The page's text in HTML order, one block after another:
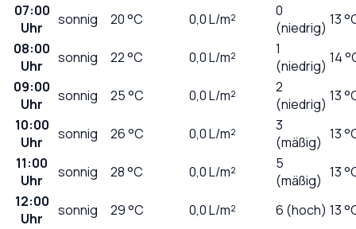
07:00
Uhr
sonnig 20°C 0,0L/m²
0
(niedrig) 13
08:00
Uhr
sonnig 22°C 0,0L/m²
1
(niedrig) 14
09:00
Uhr
sonnig 25°C 0,0L/m²
2
(niedrig) 13
10:00
Uhr
sonnig 26°C 0,0L/m²
3
(mäßig) 13
11:00
Uhr
sonnig 28°C 0,0L/m²
5
(mäßig) 13
12:00
Uhr
sonnig 29°C 0,0L/m² 6 (hoch) 13